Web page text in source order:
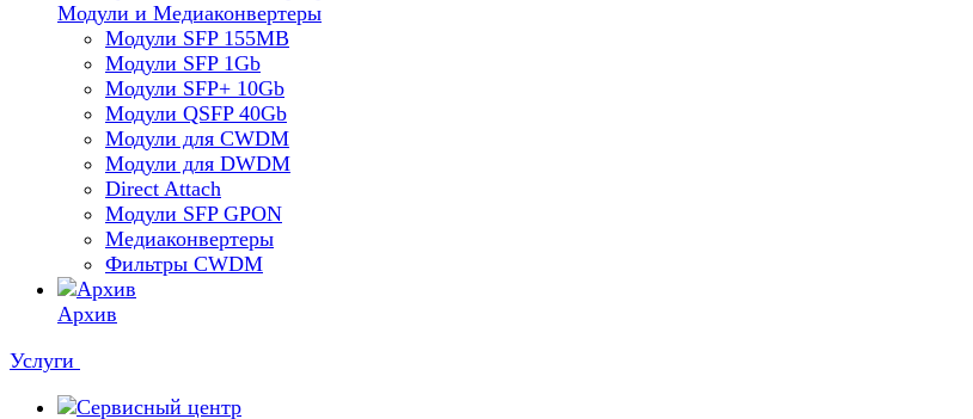
Модули и Медиаконвертеры
Модули SFP 155MB
Модули SFP 1Gb
Модули SFP+ 10Gb
Модули QSFP 40Gb
Модули для CWDM
Модули для DWDM
Direct Attach
Модули SFP GPON
Медиаконвертеры
Фильтры CWDM
Архив
Услуги